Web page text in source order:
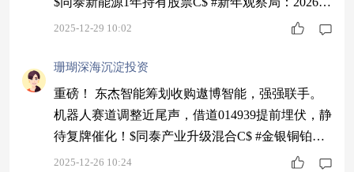
看好的投资赛道#
2025-12-29 10:02
珊瑚深海沉淀投资
重磅！ 东杰智能筹划收购遨博智能，强强联手。
机器人赛道调整近尾声，借道014939提前埋伏，静
待复牌催化！$同泰产业升级混合C$ #金银铜铂齐
创新高！你最看好哪种金属？#
2025-12-26 10:24